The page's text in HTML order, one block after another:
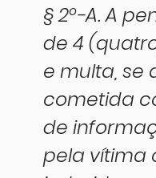
§ 2º-A. A
de 4
e multa, se
cometida
de
pela vítima